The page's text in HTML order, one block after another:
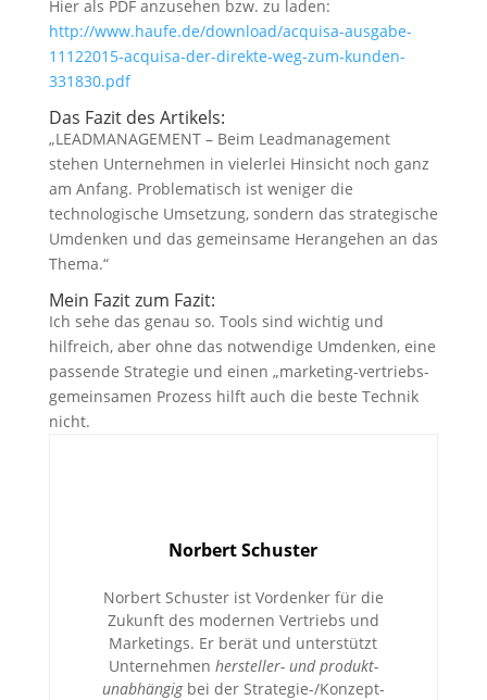
Hier als PDF anzusehen bzw. zu laden:
http://www.haufe.de/download/acquisa-ausgabe-
11122015-acquisa-der-direkte-weg-zum-kunden-
331830.pdf
Das Fazit des Artikels:
„LEADMANAGEMENT – Beim Leadmanagement
stehen Unternehmen in vielerlei Hinsicht noch ganz
am Anfang. Problematisch ist weniger die
technologische Umsetzung, sondern das strategische
Umdenken und das gemeinsame Herangehen an das
Thema.“
Mein Fazit zum Fazit:
Ich sehe das genau so. Tools sind wichtig und
hilfreich, aber ohne das notwendige Umdenken, eine
passende Strategie und einen „marketing-vertriebs-
gemeinsamen Prozess hilft auch die beste Technik
nicht.
Norbert Schuster
Norbert Schuster ist Vordenker für die
Zukunft des modernen Vertriebs und
Marketings. Er berät und unterstützt
Unternehmen hersteller- und produkt-
unabhängig bei der Strategie-/Konzept-